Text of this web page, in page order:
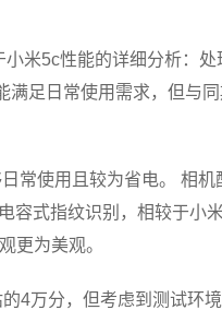
米5c性能的详细分析：处
满足日常使用需求，但与
常使用且较为省电。 相机
容式指纹识别，相较于小
更为美观。
4万分，但考虑到测试环